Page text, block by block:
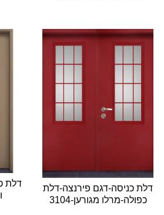
דלת כניסה-דגם פירנצה-דלת
כפולה-מרלו מגורען-3104
דלת